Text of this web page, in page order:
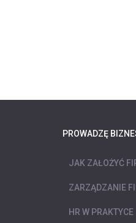
PROWADZĘ
JAK ZAŁOŻYĆ
ZARZĄDZANIE
HR W PRAKTYCE